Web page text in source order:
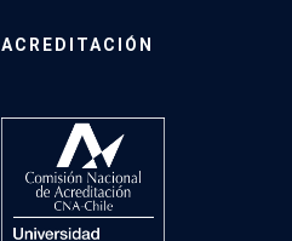
ACREDITACIÓN